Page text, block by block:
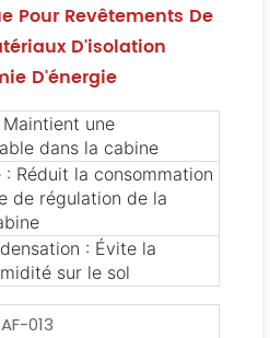
Pour Revêtements De
D'isolation
D'énergie
une
dans la cabine
Réduit la consommation
de régulation de la
: Évite la
sur le sol
AF-013